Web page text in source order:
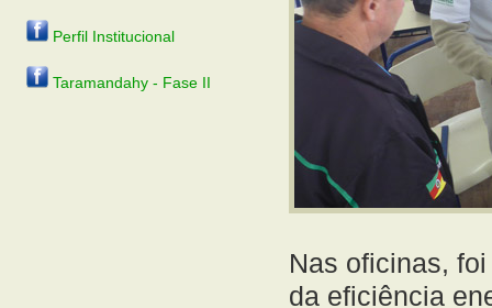
Perfil Institucional
Taramandahy - Fase II
Nas oficinas,
da eficiência